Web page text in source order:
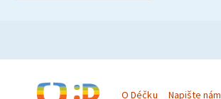
O Déčku Napište nám